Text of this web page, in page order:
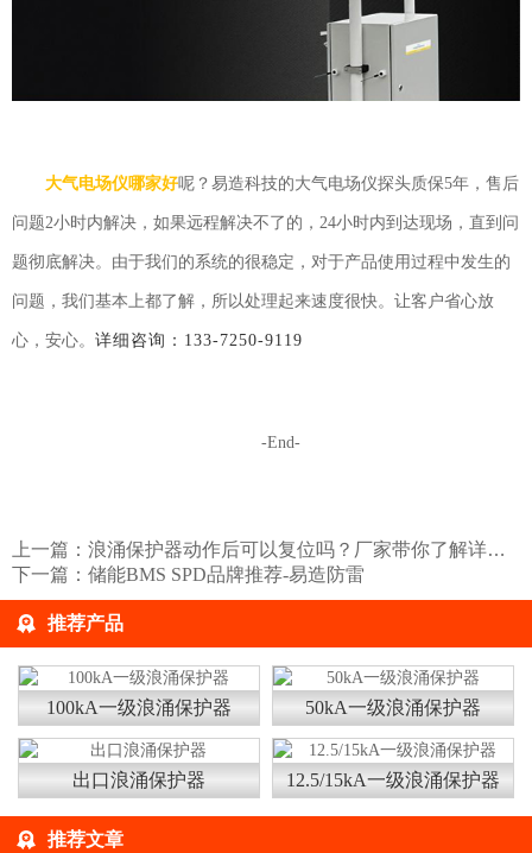
大气电场仪哪家好呢？ 易造科技的大气电场仪探头质保5年，售后
问题2小时内解决，如果远程解决不了的，24小时内到达现场，直到问
题彻底解决。由于我们的系统的很稳定，对于产品使用过程中发生的
问题，我们基本上都了解，所以处理起来速度很快。让客户省心放
心，安心。 详细咨询：133-7250-9119
-End-
上一篇： 浪涌保护器动作后可以复位吗？厂家带你了解详情【易造】
下一篇： 储能BMS SPD品牌推荐-易造防雷
推荐产品
100kA一级浪涌保护器 50kA一级浪涌保护器
出口浪涌保护器 12.5/15kA一级浪涌保护器
推荐文章